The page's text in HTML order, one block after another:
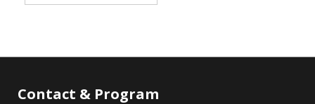
Contact & Program